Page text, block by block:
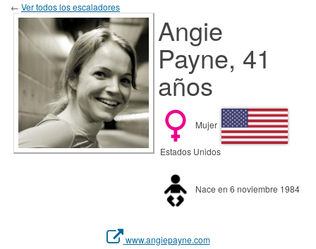
← Ver todos los escaladores
Angie
Payne, 41
años
Mujer
Estados Unidos
Nace en 6 noviembre 1984
www.angiepayne.com